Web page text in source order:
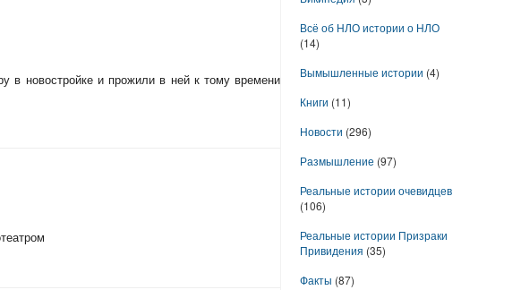
в новостройке и прожили в ней к тому времени
Всё об НЛО истории о НЛО
(14)
Вымышленные истории (4)
Книги (11)
Новости (296)
Размышление (97)
Реальные истории очевидцев
(106)
Реальные истории Призраки
Привидения (35)
Факты (87)